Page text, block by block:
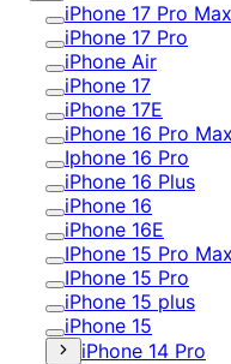
iPhone 17 Pro Max
iPhone 17 Pro
iPhone Air
iPhone 17
iPhone 17E
iPhone 16 Pro Max
Iphone 16 Pro
iPhone 16 Plus
iPhone 16
iPhone 16E
IPhone 15 Pro Max
IPhone 15 Pro
iPhone 15 plus
iPhone 15
iPhone 14 Pro